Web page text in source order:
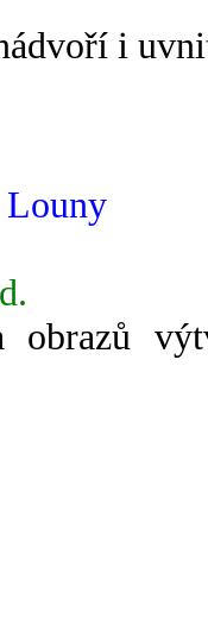
i
obrazů